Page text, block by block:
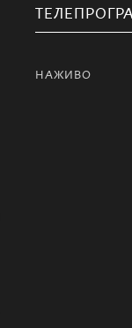
НАЖИВО